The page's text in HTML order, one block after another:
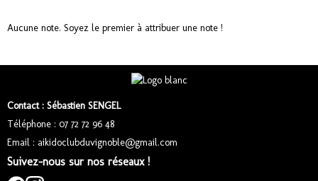
Aucune note. Soyez le premier à attribuer une note !
Contact : Sébastien SENGEL
Téléphone : 07 72 72 96 48
Email : aikidoclubduvignoble@gmail.com
Suivez-nous sur nos réseaux !